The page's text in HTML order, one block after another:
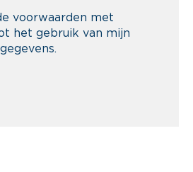
voorwaarden met
het gebruik van mijn